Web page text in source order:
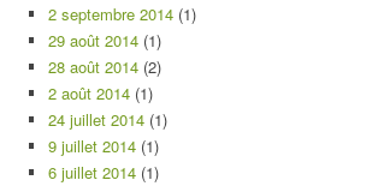
2 septembre 2014 (1)
29 août 2014 (1)
28 août 2014 (2)
2 août 2014 (1)
24 juillet 2014 (1)
9 juillet 2014 (1)
6 juillet 2014 (1)